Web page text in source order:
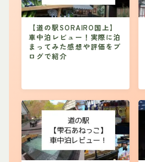
【道の駅SORAIRO国上】
車中泊レビュー！実際に泊
まってみた感想や評価をブ
ログで紹介